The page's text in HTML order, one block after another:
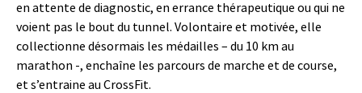
en attente de diagnostic, en errance thérapeutique ou qui ne
voient pas le bout du tunnel. Volontaire et motivée, elle
collectionne désormais les médailles – du 10 km au
marathon -, enchaîne les parcours de marche et de course,
et s’entraine au CrossFit.